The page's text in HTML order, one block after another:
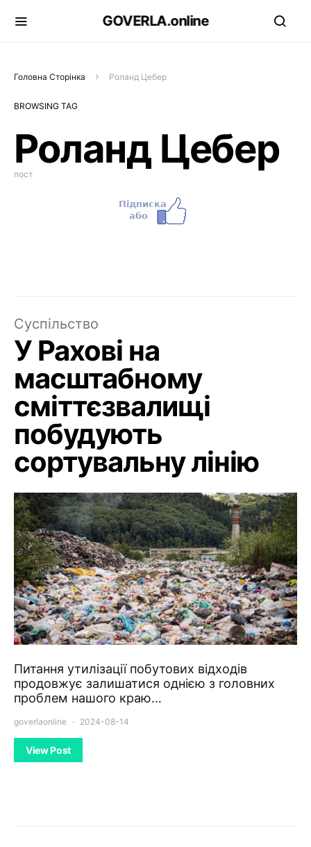
GOVERLA.online
Головна Сторінка Роланд Цебер
BROWSING TAG
Роланд Цебер
пост
Суспільство
У Рахові на
масштабному
сміттєзвалищі
побудують
сортувальну лінію
Питання утилізації побутових відходів
продовжує залишатися однією з головних
проблем нашого краю…
goverlaonline 2024-08-14
View Post